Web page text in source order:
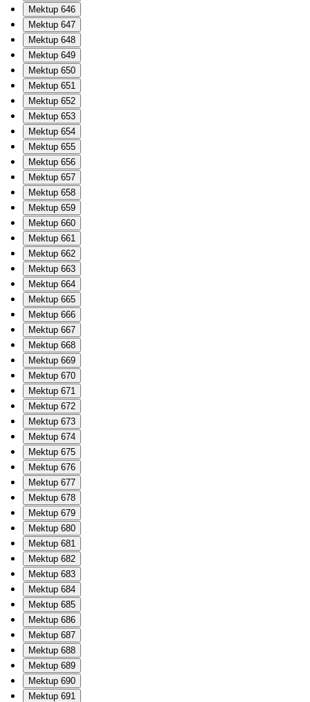
Mektup 646
Mektup 647
Mektup 648
Mektup 649
Mektup 650
Mektup 651
Mektup 652
Mektup 653
Mektup 654
Mektup 655
Mektup 656
Mektup 657
Mektup 658
Mektup 659
Mektup 660
Mektup 661
Mektup 662
Mektup 663
Mektup 664
Mektup 665
Mektup 666
Mektup 667
Mektup 668
Mektup 669
Mektup 670
Mektup 671
Mektup 672
Mektup 673
Mektup 674
Mektup 675
Mektup 676
Mektup 677
Mektup 678
Mektup 679
Mektup 680
Mektup 681
Mektup 682
Mektup 683
Mektup 684
Mektup 685
Mektup 686
Mektup 687
Mektup 688
Mektup 689
Mektup 690
Mektup 691